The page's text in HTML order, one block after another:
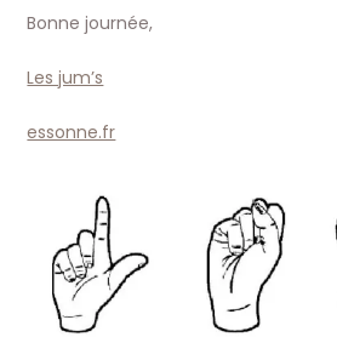
Bonne journée,
Les jum’s
essonne.fr